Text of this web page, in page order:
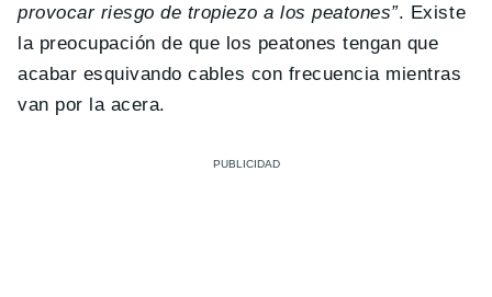
provocar riesgo de tropiezo a los peatones”. Existe
la preocupación de que los peatones tengan que
acabar esquivando cables con frecuencia mientras
van por la acera.